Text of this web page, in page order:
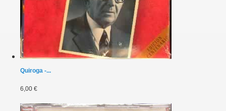
Quiroga -...
6,00 €